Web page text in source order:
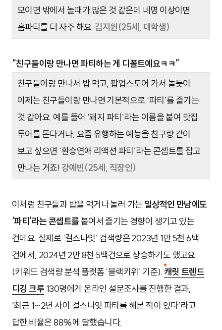
모이면 밖에서 놀때가 많은 것 같은데 네명 이상이면
홈파티를 더 자주 해요. 김지원(25세, 대학생)
“친구들이랑 만나면 파티하는 게 디폴트예요ㅋㅋ”
친구들이랑 만나서 밥 먹고, 팝업스토어 가서 놀듯이
이제는 친구들이랑 만나면 기본적으로 ‘파티’를 즐기는
것 같아요. 예를 들어 ‘돼지 파티’라는 이름을 붙여 맛집
투어를 돈다거나, 요즘 유행하는 예능을 친구랑 같이
보고 싶으면 ‘환승연애 리액션 파티’라는 콘셉트를 잡고
만나는 거죠! 강예빈(25세, 직장인)
이처럼 친구들과 밥을 먹거나 놀러 가는 일상적인 만남에도
‘파티’라는 콘셉트를붙여서 즐기는 경향이 생기고 있는
건데요. 실제로 ‘걸스나잇’ 검색량은 2023년 1만 5천 6백
건에서, 2024년 2만 8천 5백건으로 상승하기도 했고요
(키워드 검색량 분석 플랫폼 ‘블랙키위’ 기준). 캐릿 트렌드
디깅 크루 130명에게 온라인 설문조사를 진행한 결과,
‘최근 1~2년 사이 걸스나잇 파티를 해본 적이 있다’라고
답한 비율은 88%에 달했습니다.